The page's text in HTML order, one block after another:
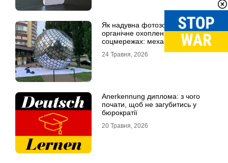
Як надувна фотозона збільшує
органічне охоплення в
соцмережах: механіка вірусного
24 Травня, 2026
Anerkennung диплома: з чого
почати, щоб не загубитись у
бюрократії
20 Травня, 2026